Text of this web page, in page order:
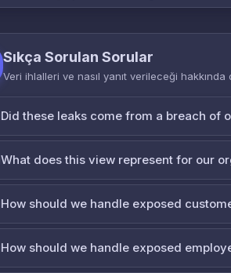
Sıkça Sorulan Sorular
Veri ihlalleri ve nasıl yanıt verileceği
Did these leaks come from a breach of
What does this view represent for our
How should we handle exposed
How should we handle exposed